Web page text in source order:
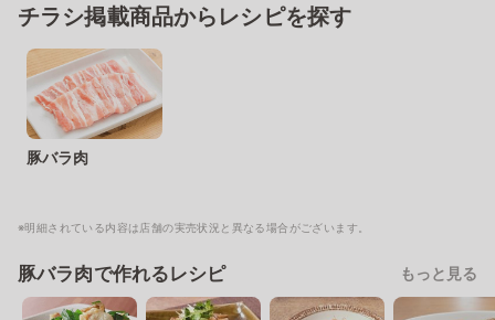
チラシ掲載商品からレシピを探す
豚バラ肉
※明細されている内容は店舗の実売状況と異なる場合がございます。
豚バラ肉で作れるレシピ もっと見る